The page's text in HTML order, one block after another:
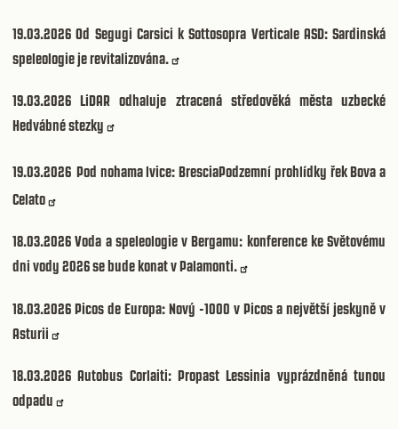
19.03.2026Od Segugi Carsici k Sottosopra Verticale ASD: Sardinská
speleologie je revitalizována.
19.03.2026LiDAR odhaluje ztracená středověká města uzbecké
Hedvábné stezky
19.03.2026 Pod nohama lvice: BresciaPodzemní prohlídky řek Bova a
Celato
18.03.2026Voda a speleologie v Bergamu: konference ke Světovému
dni vody 2026 se bude konat v Palamonti.
18.03.2026 Picos de Europa: Nový -1000 v Picos a největší jeskyně v
Asturii
18.03.2026Autobus Corlaiti: Propast Lessinia vyprázdněná tunou
odpadu